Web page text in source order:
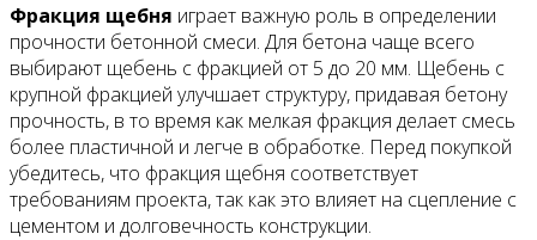
Фракция щебня играет важную роль в определении
прочности бетонной смеси. Для бетона чаще всего
выбирают щебень с фракцией от 5 до 20 мм. Щебень с
крупной фракцией улучшает структуру, придавая бетону
прочность, в то время как мелкая фракция делает смесь
более пластичной и легче в обработке. Перед покупкой
убедитесь, что фракция щебня соответствует
требованиям проекта, так как это влияет на сцепление с
цементом и долговечность конструкции.